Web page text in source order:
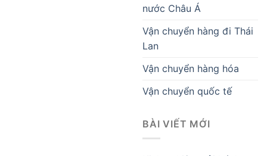
nước Châu Á
Vận chuyển hàng đi Thái
Lan
Vận chuyển hàng hóa
Vận chuyển quốc tế
BÀI VIẾT MỚI